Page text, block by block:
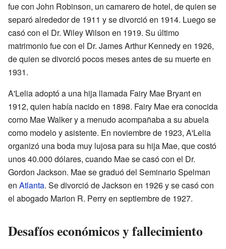
fue con John Robinson, un camarero de hotel, de quien se
separó alrededor de 1911 y se divorció en 1914. Luego se
casó con el Dr. Wiley Wilson en 1919. Su último
matrimonio fue con el Dr. James Arthur Kennedy en 1926,
de quien se divorció pocos meses antes de su muerte en
1931.
A'Lelia adoptó a una hija llamada Fairy Mae Bryant en
1912, quien había nacido en 1898. Fairy Mae era conocida
como Mae Walker y a menudo acompañaba a su abuela
como modelo y asistente. En noviembre de 1923, A'Lelia
organizó una boda muy lujosa para su hija Mae, que costó
unos 40.000 dólares, cuando Mae se casó con el Dr.
Gordon Jackson. Mae se graduó del Seminario Spelman
en Atlanta. Se divorció de Jackson en 1926 y se casó con
el abogado Marion R. Perry en septiembre de 1927.
Desafíos económicos y fallecimiento